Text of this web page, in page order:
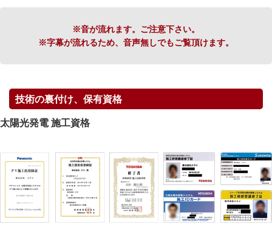
※音が流れます。ご注意下さい。
※字幕が流れるため、音声無しでもご覧頂けます。
技術の裏付け、保有資格
太陽光発電 施工資格